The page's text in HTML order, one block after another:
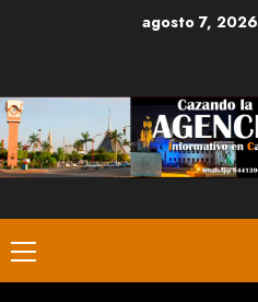
agosto 7, 2026
Menú
principal